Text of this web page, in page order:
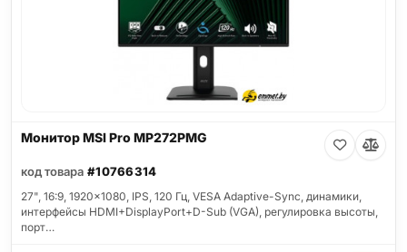
Монитор MSI Pro MP272PMG
код товара #10766314
27", 16:9, 1920x1080, IPS, 120 Гц, VESA Adaptive-Sync, динамики,
интерфейсы HDMI+DisplayPort+D-Sub (VGA), регулировка высоты,
порт…